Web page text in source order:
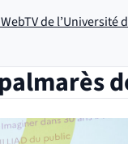
de l’Université